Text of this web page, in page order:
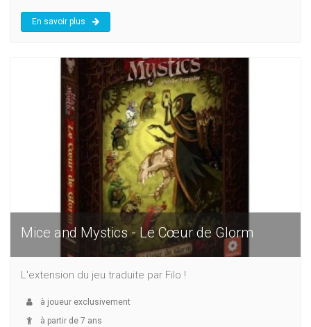
En savoir plus
Mice and Mystics - Le Cœur de Glorm
L'extension du jeu traduite par Filo !
à joueur exclusivement
à partir de 7 ans